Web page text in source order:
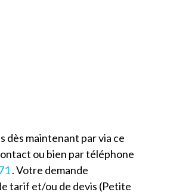
dès maintenant par via ce
ou bien par téléphone
. Votre demande
tarif et/ou de devis (Petite